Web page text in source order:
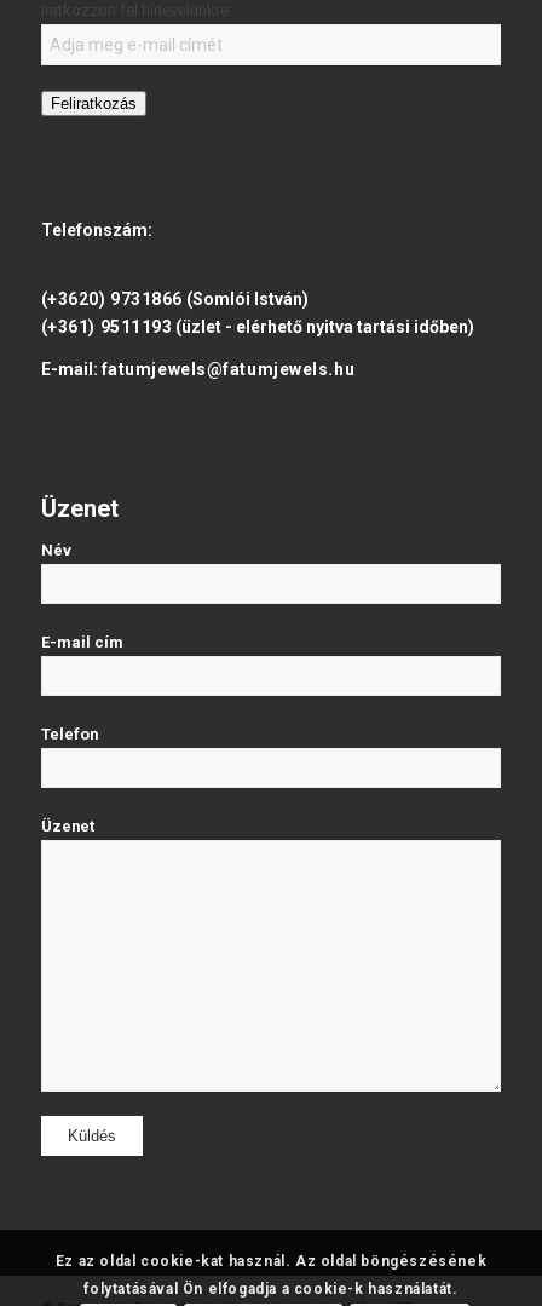
Feliratkozás
Telefonszám:
(+3620) 9731866 (Somlói István)
(+361) 9511193 (üzlet - elérhető nyitva tartási időben)
E-mail: fatumjewels@fatumjewels.hu
Üzenet
Név
E-mail cím
Telefon
Üzenet
Ez az oldal cookie-kat használ. Az oldal böngészésének
folytatásával Ön elfogadja a cookie-k használatát.